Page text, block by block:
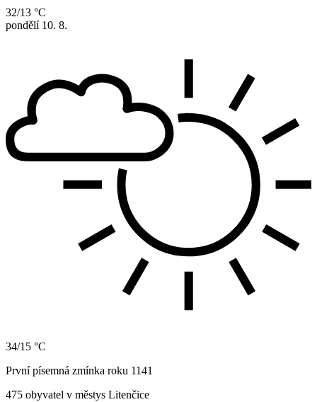
32/13 °C
pondělí 10. 8.
34/15 °C
První písemná zmínka roku 1141
475 obyvatel v městys Litenčice